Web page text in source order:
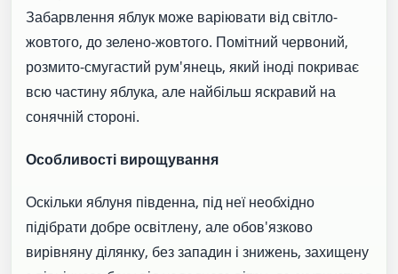
Забарвлення яблук може варіювати від світло-
жовтого, до зелено-жовтого. Помітний червоний,
розмито-смугастий рум'янець, який іноді покриває
всю частину яблука, але найбільш яскравий на
сонячній стороні.
Особливості вирощування
Оскільки яблуня південна, під неї необхідно
підібрати добре освітлену, але обов'язково
вирівняну ділянку, без западин і знижень, захищену